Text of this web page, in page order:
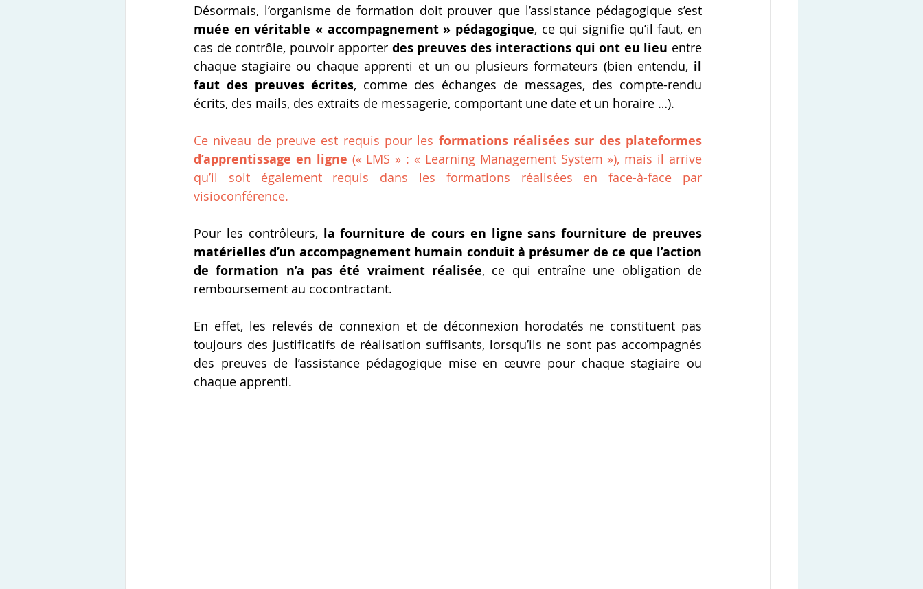
muée en véritable « accompagnement » pédagogique, ce qui signifie qu’il faut, en
cas de contrôle, pouvoir apporter des preuves des interactions qui ont eu lieu entre
chaque stagiaire ou chaque apprenti et un ou plusieurs formateurs (bien entendu, il
faut des preuves écrites, comme des échanges de messages, des compte-rendu
écrits, des mails, des extraits de messagerie, comportant une date et un horaire …).
Ce niveau de preuve est requis pour les formations réalisées sur des plateformes
d’apprentissage en ligne (« LMS » : « Learning Management System »), mais il arrive
qu’il soit également requis dans les formations réalisées en face-à-face par
visioconférence.
Pour les contrôleurs, la fourniture de cours en ligne sans fourniture de preuves
matérielles d’un accompagnement humain conduit à présumer de ce que l’action
de formation n’a pas été vraiment réalisée, ce qui entraîne une obligation de
remboursement au cocontractant.
En effet, les relevés de connexion et de déconnexion horodatés ne constituent pas
toujours des justificatifs de réalisation suffisants, lorsqu’ils ne sont pas accompagnés
des preuves de l’assistance pédagogique mise en œuvre pour chaque stagiaire ou
chaque apprenti.